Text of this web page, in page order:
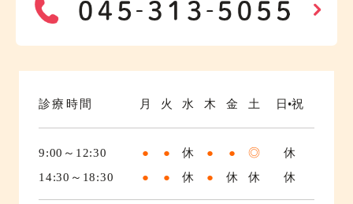
診療時間 月 火 水 木 金 土 日•祝
9:00～12:30 ● ● 休 ● ● ◎
休
14:30～18:30
● ● 休 ● 休 休 休